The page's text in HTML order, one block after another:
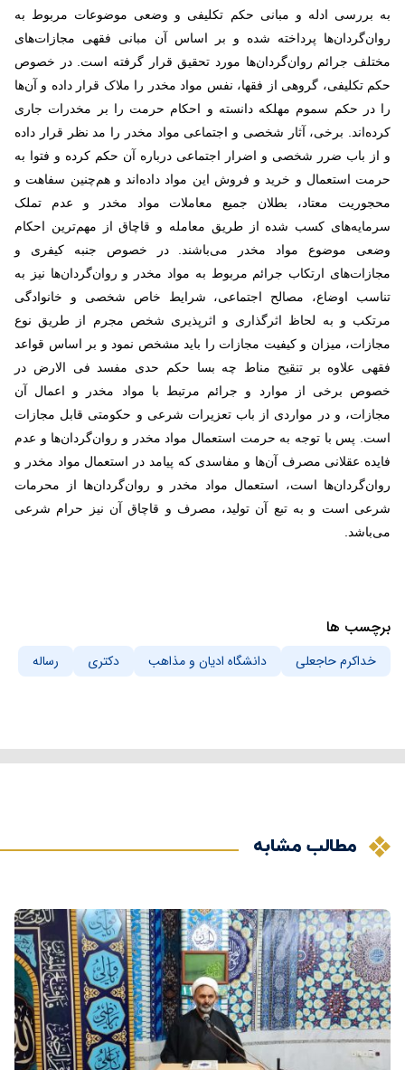
به بررسی ادله و مبانی حکم تکلیفی و وضعی موضوعات مربوط به
روان‌گردان‌ها پرداخته شده و بر اساس آن مبانی فقهی مجازات‌های
مختلف جرائم روان‌گردان‌ها مورد تحقیق قرار گرفته است. در خصوص
حکم تکلیفی، گروهی از فقها، نفس مواد مخدر را ملاک قرار داده و آن‌ها
را در حکم سموم مهلکه دانسته و احکام حرمت را بر مخدرات جاری
کرده‌اند. برخی، آثار شخصی و اجتماعی مواد مخدر را مد نظر قرار داده
و از باب ضرر شخصی و اضرار اجتماعی درباره آن حکم کرده و فتوا به
حرمت استعمال و خرید و فروش این مواد داده‌اند و هم‌چنین سفاهت و
محجوریت معتاد، بطلان جمیع معاملات مواد مخدر و عدم تملک
سرمایه‌های کسب شده از طریق معامله و قاچاق از مهم‌ترین احکام
وضعی موضوع مواد مخدر می‌باشند. در خصوص جنبه کیفری و
مجازات‌های ارتکاب جرائم مربوط به مواد مخدر و روان‌گردان‌ها نیز به
تناسب اوضاع، مصالح اجتماعی، شرایط خاص شخصی و خانوادگی
مرتکب و به لحاظ اثرگذاری و اثرپذیری شخص مجرم از طریق نوع
مجازات، میزان و کیفیت مجازات را باید مشخص نمود و بر اساس قواعد
فقهی علاوه بر تنقیح مناط چه بسا حکم حدی مفسد فی الارض در
خصوص برخی از موارد و جرائم مرتبط با مواد مخدر و اعمال آن
مجازات، و در مواردی از باب تعزیرات شرعی و حکومتی قابل مجازات
است. پس با توجه به حرمت استعمال مواد مخدر و روان‌گردان‌ها و عدم
فایده عقلانی مصرف آن‌ها و مفاسدی که پیامد در استعمال مواد مخدر و
روان‌گردان‌ها است، استعمال مواد مخدر و روان‌گردان‌ها از محرمات
شرعی است و به تبع آن تولید، مصرف و قاچاق آن نیز حرام شرعی
می‌باشد.
برچسب ها
خداکرم حاجعلی دانشگاه ادیان و مذاهب دکتری رساله
مطالب مشابه